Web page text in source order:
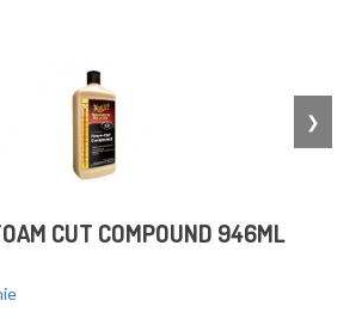
❯
CUT COMPOUND 946ML